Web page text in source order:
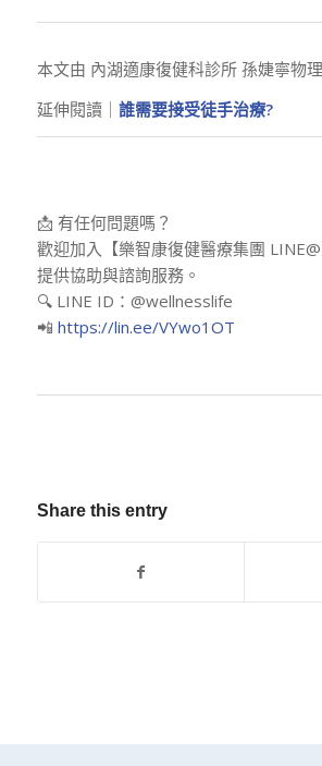
本文由 內湖適康復健科診所 孫婕寧物
延伸閱讀｜ 誰需要接受徒手治療?
📩 有任何問題嗎？
歡迎加入【樂智康復健醫療集團
提供協助與諮詢服務。
🔍 LINE ID：@wellnesslife
📲 https://lin.ee/VYwo1OT
Share this entry